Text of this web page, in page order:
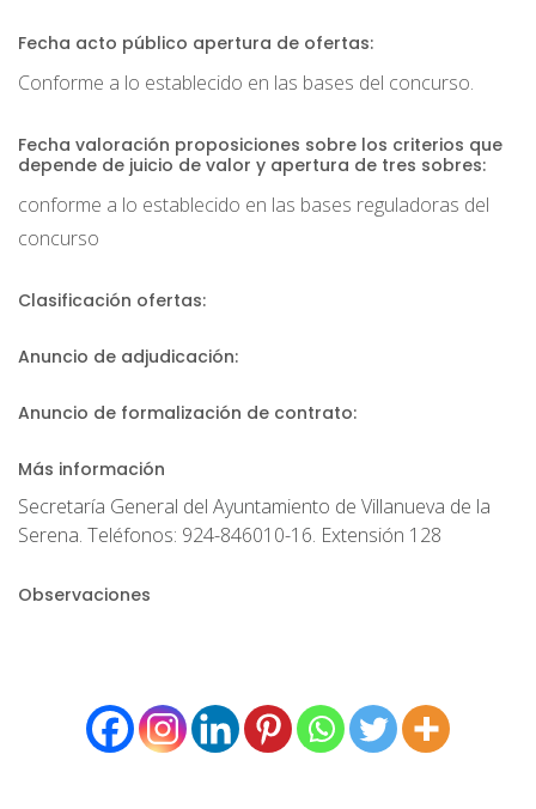
Fecha acto público apertura de ofertas:
Conforme a lo establecido en las bases del concurso.
Fecha valoración proposiciones sobre los criterios que
depende de juicio de valor y apertura de tres sobres:
conforme a lo establecido en las bases reguladoras del
concurso
Clasificación ofertas:
Anuncio de adjudicación:
Anuncio de formalización de contrato:
Más información
Secretaría General del Ayuntamiento de Villanueva de la
Serena. Teléfonos: 924-846010-16. Extensión 128
Observaciones